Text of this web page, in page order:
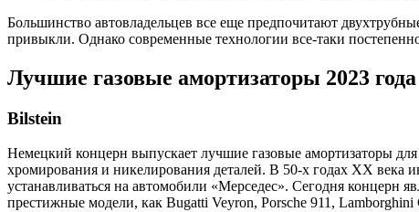
Большинство автовладельцев все еще предпочитают
привыкли. Однако современные технологии все-таки
Лучшие газовые амортизаторы 2023 года
Bilstein
Немецкий концерн выпускает лучшие газовые амортизаторы
хромирования и никелирования деталей. В 50-х годах ХХ века
устанавливаться на автомобили «Мерседес». Сегодня концерн
престижные модели, как Bugatti Veyron, Porsche 911, Lamborghini